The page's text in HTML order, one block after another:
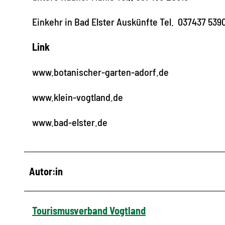
Einkehr in Bad Elster Auskünfte Tel. 037437
Link
www.botanischer-garten-adorf.de
www.klein-vogtland.de
www.bad-elster.de
Autor:in
Tourismusverband Vogtland